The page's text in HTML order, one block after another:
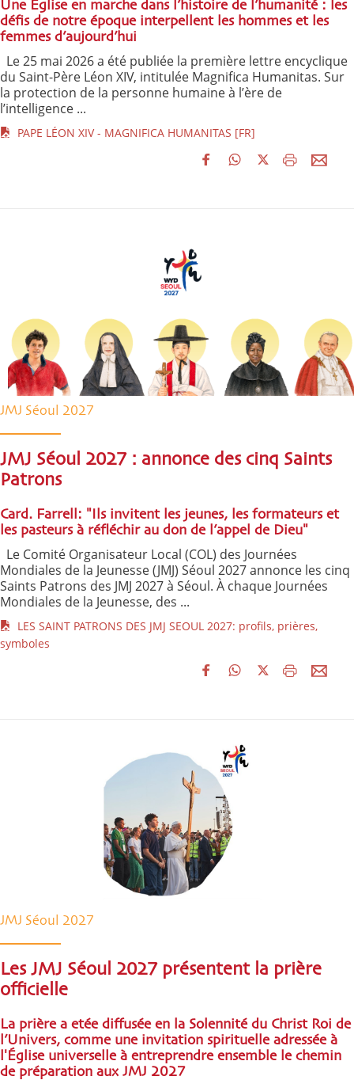
Une Église en marche dans l’histoire de l’humanité : les
défis de notre époque interpellent les hommes et les
femmes d’aujourd’hui
Le 25 mai 2026 a été publiée la première lettre encyclique
du Saint-Père Léon XIV, intitulée Magnifica Humanitas. Sur
la protection de la personne humaine à l’ère de
l’intelligence ...
PAPE LÉON XIV - MAGNIFICA HUMANITAS [FR]
JMJ Séoul 2027
JMJ Séoul 2027 : annonce des cinq Saints
Patrons
Card. Farrell: "Ils invitent les jeunes, les formateurs et
les pasteurs à réfléchir au don de l’appel de Dieu"
Le Comité Organisateur Local (COL) des Journées
Mondiales de la Jeunesse (JMJ) Séoul 2027 annonce les cinq
Saints Patrons des JMJ 2027 à Séoul. À chaque Journées
Mondiales de la Jeunesse, des ...
LES SAINT PATRONS DES JMJ SEOUL 2027: profils, prières,
symboles
JMJ Séoul 2027
Les JMJ Séoul 2027 présentent la prière
officielle
La prière a etée diffusée en la Solennité du Christ Roi de
l’Univers, comme une invitation spirituelle adressée à
l'Église universelle à entreprendre ensemble le chemin
de préparation aux JMJ 2027